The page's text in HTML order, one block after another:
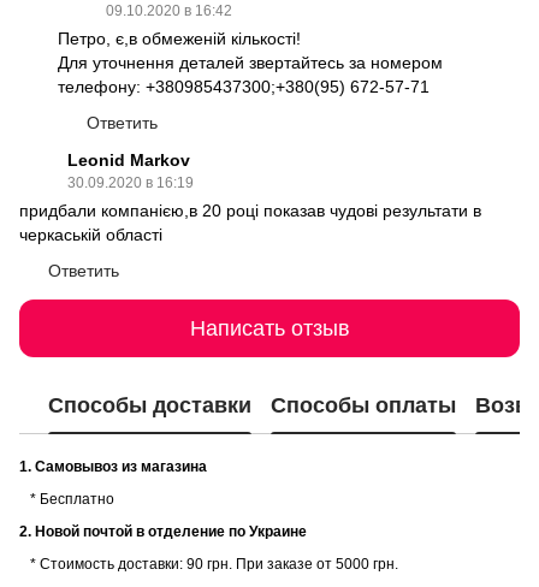
09.10.2020 в 16:42
Петро, є,в обмеженій кількості!
Для уточнення деталей звертайтесь за номером
телефону: +380985437300;+380(95) 672-57-71
Ответить
Leonid Markov
30.09.2020 в 16:19
придбали компанією,в 20 році показав чудові результати в
черкаській області
Ответить
Написать отзыв
Способы доставки Способы оплаты
1. Самовывоз из магазина
* Бесплатно
2. Новой почтой в отделение по Украине
* Стоимость доставки: 90 грн. При заказе от 5000 грн.